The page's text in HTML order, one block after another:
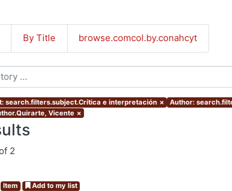
By Title browse.comcol.by.conahcyt
search.filters.subject.Crítica e interpretación × Author:
Vicente ×
2
Item Add to my list